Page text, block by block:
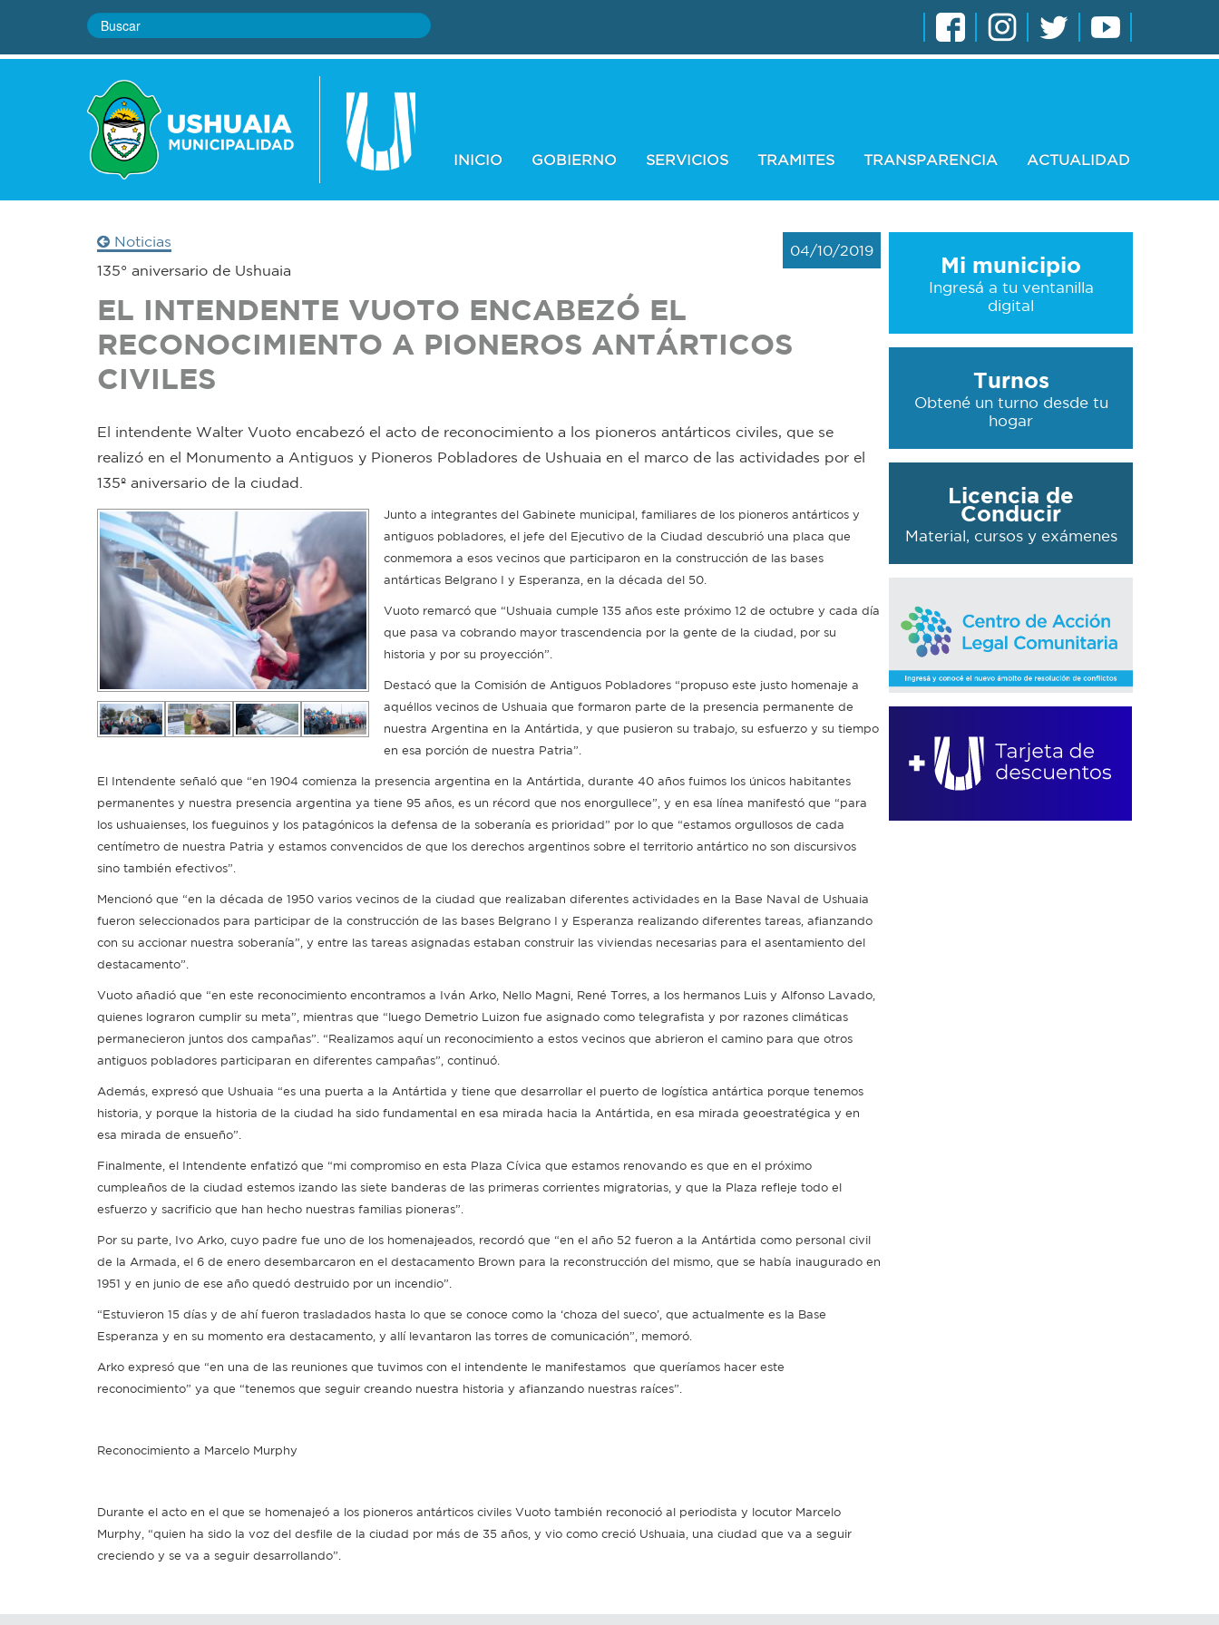
INICIO GOBIERNO SERVICIOS TRAMITES TRANSPARENCIA ACTUALIDAD
Noticias
04/10/2019
135° aniversario de Ushuaia
EL INTENDENTE VUOTO ENCABEZÓ EL
RECONOCIMIENTO A PIONEROS ANTÁRTICOS
CIVILES
El intendente Walter Vuoto encabezó el acto de reconocimiento a los pioneros antárticos civiles, que se
realizó en el Monumento a Antiguos y Pioneros Pobladores de Ushuaia en el marco de las actividades por el
135º aniversario de la ciudad.
Junto a integrantes del Gabinete municipal, familiares de los pioneros antárticos y
antiguos pobladores, el jefe del Ejecutivo de la Ciudad descubrió una placa que
conmemora a esos vecinos que participaron en la construcción de las bases
antárticas Belgrano I y Esperanza, en la década del 50.
Vuoto remarcó que “Ushuaia cumple 135 años este próximo 12 de octubre y cada día
que pasa va cobrando mayor trascendencia por la gente de la ciudad, por su
historia y por su proyección”.
Destacó que la Comisión de Antiguos Pobladores “propuso este justo homenaje a
aquéllos vecinos de Ushuaia que formaron parte de la presencia permanente de
nuestra Argentina en la Antártida, y que pusieron su trabajo, su esfuerzo y su tiempo
en esa porción de nuestra Patria”.
El Intendente señaló que “en 1904 comienza la presencia argentina en la Antártida, durante 40 años fuimos los únicos habitantes
permanentes y nuestra presencia argentina ya tiene 95 años, es un récord que nos enorgullece”, y en esa línea manifestó que “para
los ushuaienses, los fueguinos y los patagónicos la defensa de la soberanía es prioridad” por lo que “estamos orgullosos de cada
centímetro de nuestra Patria y estamos convencidos de que los derechos argentinos sobre el territorio antártico no son discursivos
sino también efectivos”.
Mencionó que “en la década de 1950 varios vecinos de la ciudad que realizaban diferentes actividades en la Base Naval de Ushuaia
fueron seleccionados para participar de la construcción de las bases Belgrano I y Esperanza realizando diferentes tareas, afianzando
con su accionar nuestra soberanía”, y entre las tareas asignadas estaban construir las viviendas necesarias para el asentamiento del
destacamento”.
Vuoto añadió que “en este reconocimiento encontramos a Iván Arko, Nello Magni, René Torres, a los hermanos Luis y Alfonso Lavado,
quienes lograron cumplir su meta”, mientras que “luego Demetrio Luizon fue asignado como telegrafista y por razones climáticas
permanecieron juntos dos campañas”. “Realizamos aquí un reconocimiento a estos vecinos que abrieron el camino para que otros
antiguos pobladores participaran en diferentes campañas”, continuó.
Además, expresó que Ushuaia “es una puerta a la Antártida y tiene que desarrollar el puerto de logística antártica porque tenemos
historia, y porque la historia de la ciudad ha sido fundamental en esa mirada hacia la Antártida, en esa mirada geoestratégica y en
esa mirada de ensueño”.
Finalmente, el Intendente enfatizó que “mi compromiso en esta Plaza Cívica que estamos renovando es que en el próximo
cumpleaños de la ciudad estemos izando las siete banderas de las primeras corrientes migratorias, y que la Plaza refleje todo el
esfuerzo y sacrificio que han hecho nuestras familias pioneras”.
Por su parte, Ivo Arko, cuyo padre fue uno de los homenajeados, recordó que “en el año 52 fueron a la Antártida como personal civil
de la Armada, el 6 de enero desembarcaron en el destacamento Brown para la reconstrucción del mismo, que se había inaugurado en
1951 y en junio de ese año quedó destruido por un incendio”.
“Estuvieron 15 días y de ahí fueron trasladados hasta lo que se conoce como la ‘choza del sueco’, que actualmente es la Base
Esperanza y en su momento era destacamento, y allí levantaron las torres de comunicación”, memoró.
Arko expresó que “en una de las reuniones que tuvimos con el intendente le manifestamos que queríamos hacer este
reconocimiento” ya que “tenemos que seguir creando nuestra historia y afianzando nuestras raíces”.
Reconocimiento a Marcelo Murphy
Durante el acto en el que se homenajeó a los pioneros antárticos civiles Vuoto también reconoció al periodista y locutor Marcelo
Murphy, “quien ha sido la voz del desfile de la ciudad por más de 35 años, y vio como creció Ushuaia, una ciudad que va a seguir
creciendo y se va a seguir desarrollando”.
Mi municipio
Ingresá a tu ventanilla
digital
Turnos
Obtené un turno desde tu
hogar
Licencia de
Conducir
Material, cursos y exámenes